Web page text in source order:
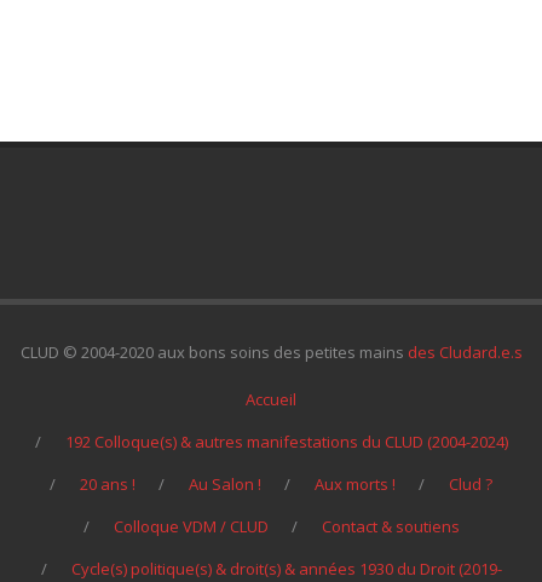
CLUD © 2004-2020 aux bons soins des petites mains des Cludard.e.s
Accueil
192 Colloque(s) & autres manifestations du CLUD (2004-2024)
20 ans !
Au Salon ! Aux morts !
Clud ?
Colloque VDM / CLUD
Contact & soutiens
Cycle(s) politique(s) & droit(s) & années 1930 du Droit (2019-